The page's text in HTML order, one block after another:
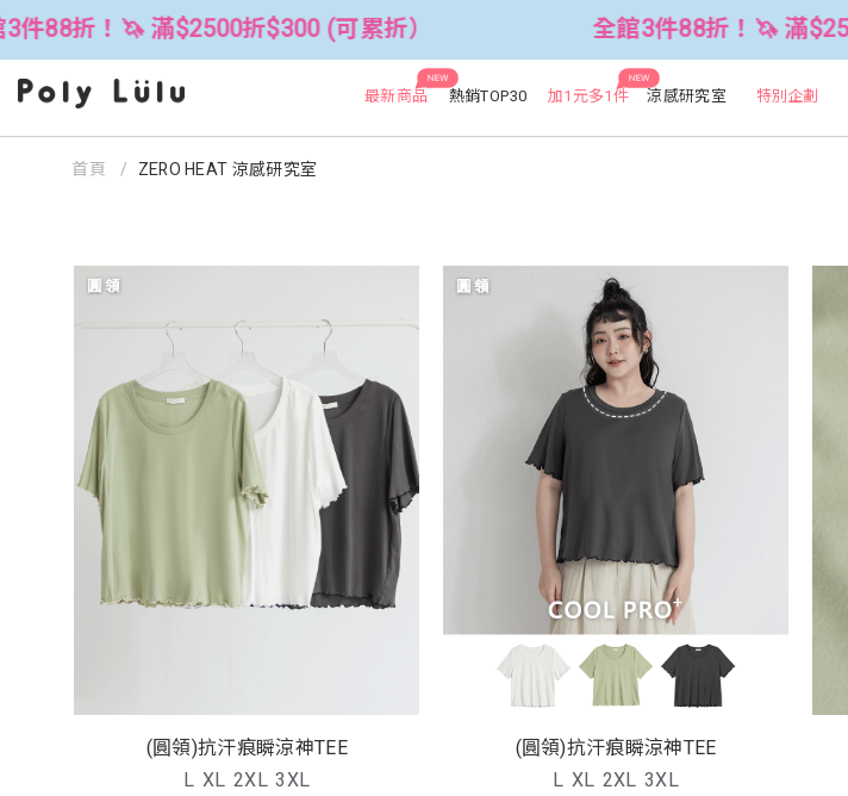
(可累折） 全館3件88折！🦄 滿$2500折$300 (可累折）
NEW
最新商品 熱銷TOP30
NEW
加1元多1件 涼感研究室 特別企劃
首頁 ZERO HEAT 涼感研究室
(圓領)抗汗痕瞬涼神TEE
L XL 2XL 3XL
(圓領)抗汗痕瞬涼神TEE
L XL 2XL 3XL